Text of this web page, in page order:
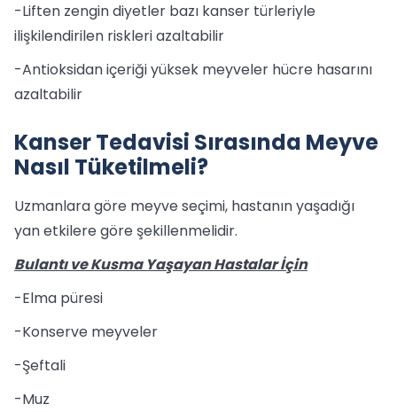
-Liften zengin diyetler bazı kanser türleriyle
ilişkilendirilen riskleri azaltabilir
-Antioksidan içeriği yüksek meyveler hücre hasarını
azaltabilir
Kanser Tedavisi Sırasında Meyve
Nasıl Tüketilmeli?
Uzmanlara göre meyve seçimi, hastanın yaşadığı
yan etkilere göre şekillenmelidir.
Bulantı ve Kusma Yaşayan Hastalar İçin
-Elma püresi
-Konserve meyveler
-Şeftali
-Muz